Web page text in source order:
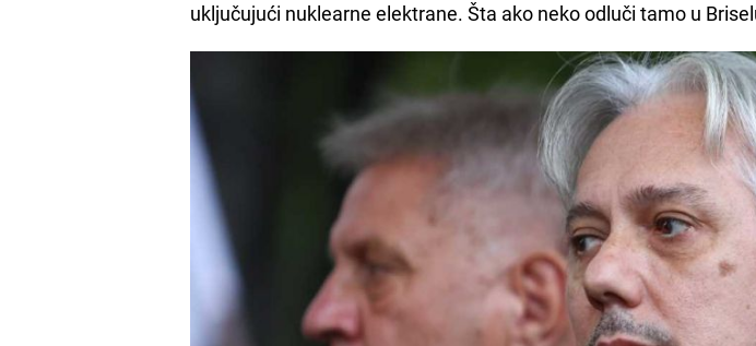
uključujući nuklearne elektrane. Šta ako neko odluči tamo u